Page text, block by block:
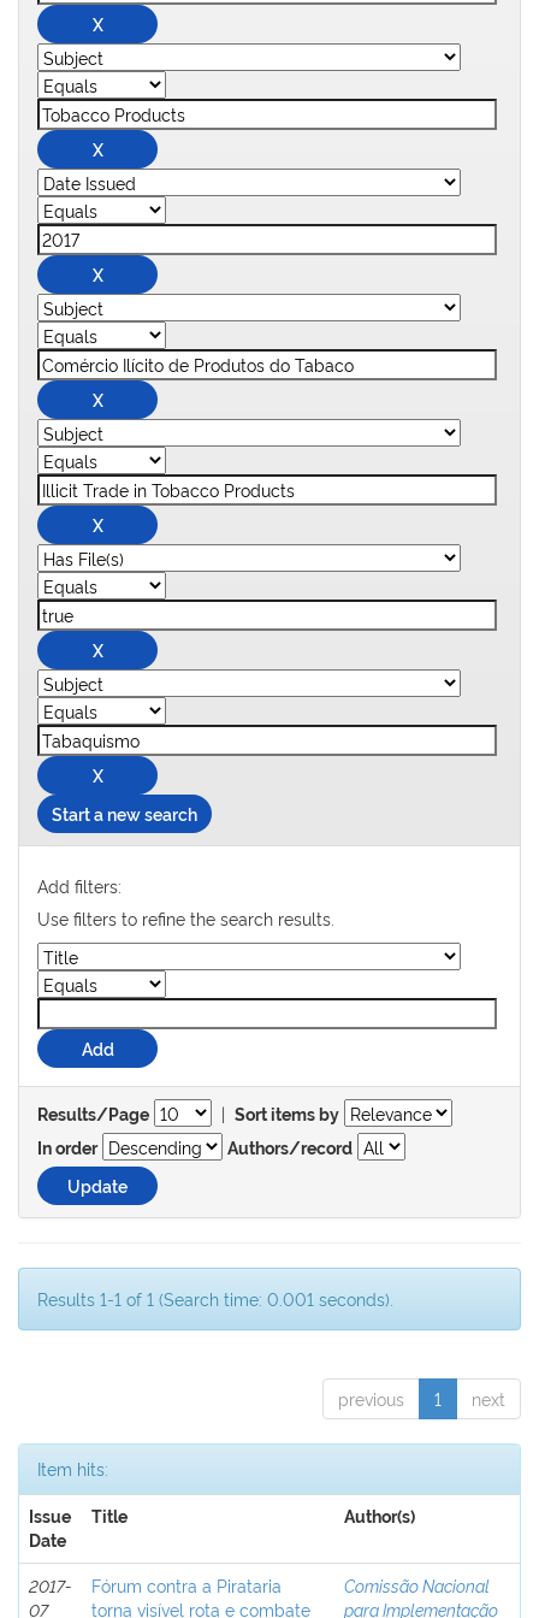
Start a new search
Add filters:
Use filters to refine the search results.
Results/Page | Sort items by
In order
Authors/record
Results 1-1 of 1 (Search time: 0.001 seconds).
previous 1 next
Item hits:
Issue
Date
Title Author(s)
2017-
07
Fórum contra a Pirataria
torna visível rota e combate
Comissão Nacional
para Implementação